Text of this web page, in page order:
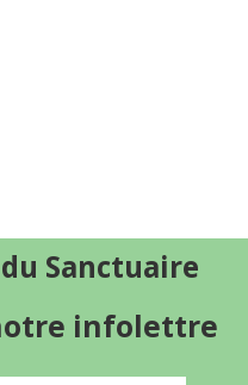
Sanctuaire
infolettre